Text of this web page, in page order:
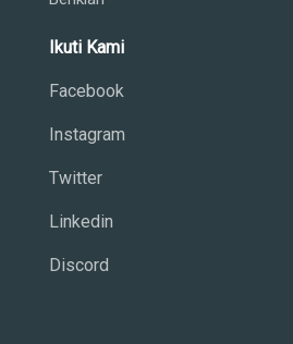
Ikuti Kami
Facebook
Instagram
Twitter
Linkedin
Discord